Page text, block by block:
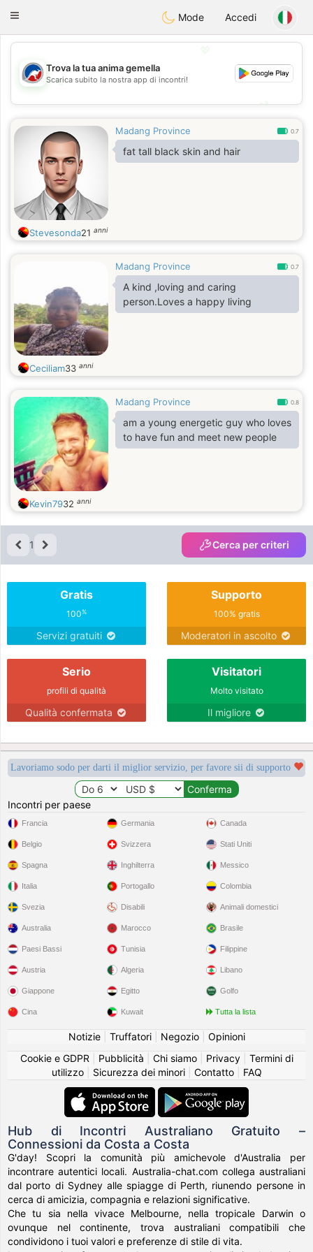
AustraliaChat
Toggle
Mode Accedi
💖
💕
Trova la tua anima gemella
Scarica subito la nostra app di incontri!
Madang Province 0.7
fat tall black skin and hair
Stevesonda21 anni
Madang Province 0.7
A kind ,loving and caring
person.Loves a happy living
Ceciliam33 anni
Madang Province 0.8
am a young energetic guy who loves
to have fun and meet new people
Kevin7932 anni
1 Cerca per criteri
Gratis
100%
Servizi gratuiti
Supporto
100% gratis
Moderatori in ascolto
Serio
profili di qualità
Qualità confermata
Visitatori
Molto visitato
Il migliore
Lavoriamo sodo per darti il miglior servizio, per favore sii di supporto
Incontri per paese
Francia
Belgio
Spagna
Italia
Svezia
Germania
Svizzera
Inghilterra
Portogallo
Disabili
Canada
Stati Uniti
Messico
Colombia
Animali domestici
Australia
Paesi Bassi
Austria
Giappone
Cina
Marocco
Tunisia
Algeria
Egitto
Kuwait
Brasile
Filippine
Libano
Golfo
Tutta la lista
Notizie| Truffatori| Negozio| Opinioni
Cookie e GDPR
Pubblicità Chi siamo| Privacy| Termini di
utilizzo| Sicurezza dei minori| Contatto| FAQ
Hub di Incontri Australiano Gratuito –
Connessioni da Costa a Costa
G'day! Scopri la comunità più amichevole d'Australia per
incontrare autentici locali. Australia-chat.com collega australiani
dal porto di Sydney alle spiagge di Perth, riunendo persone in
cerca di amicizia, compagnia e relazioni significative.
Che tu sia nella vivace Melbourne, nella tropicale Darwin o
ovunque nel continente, trova australiani compatibili che
condividono i tuoi valori e preferenze di stile di vita.